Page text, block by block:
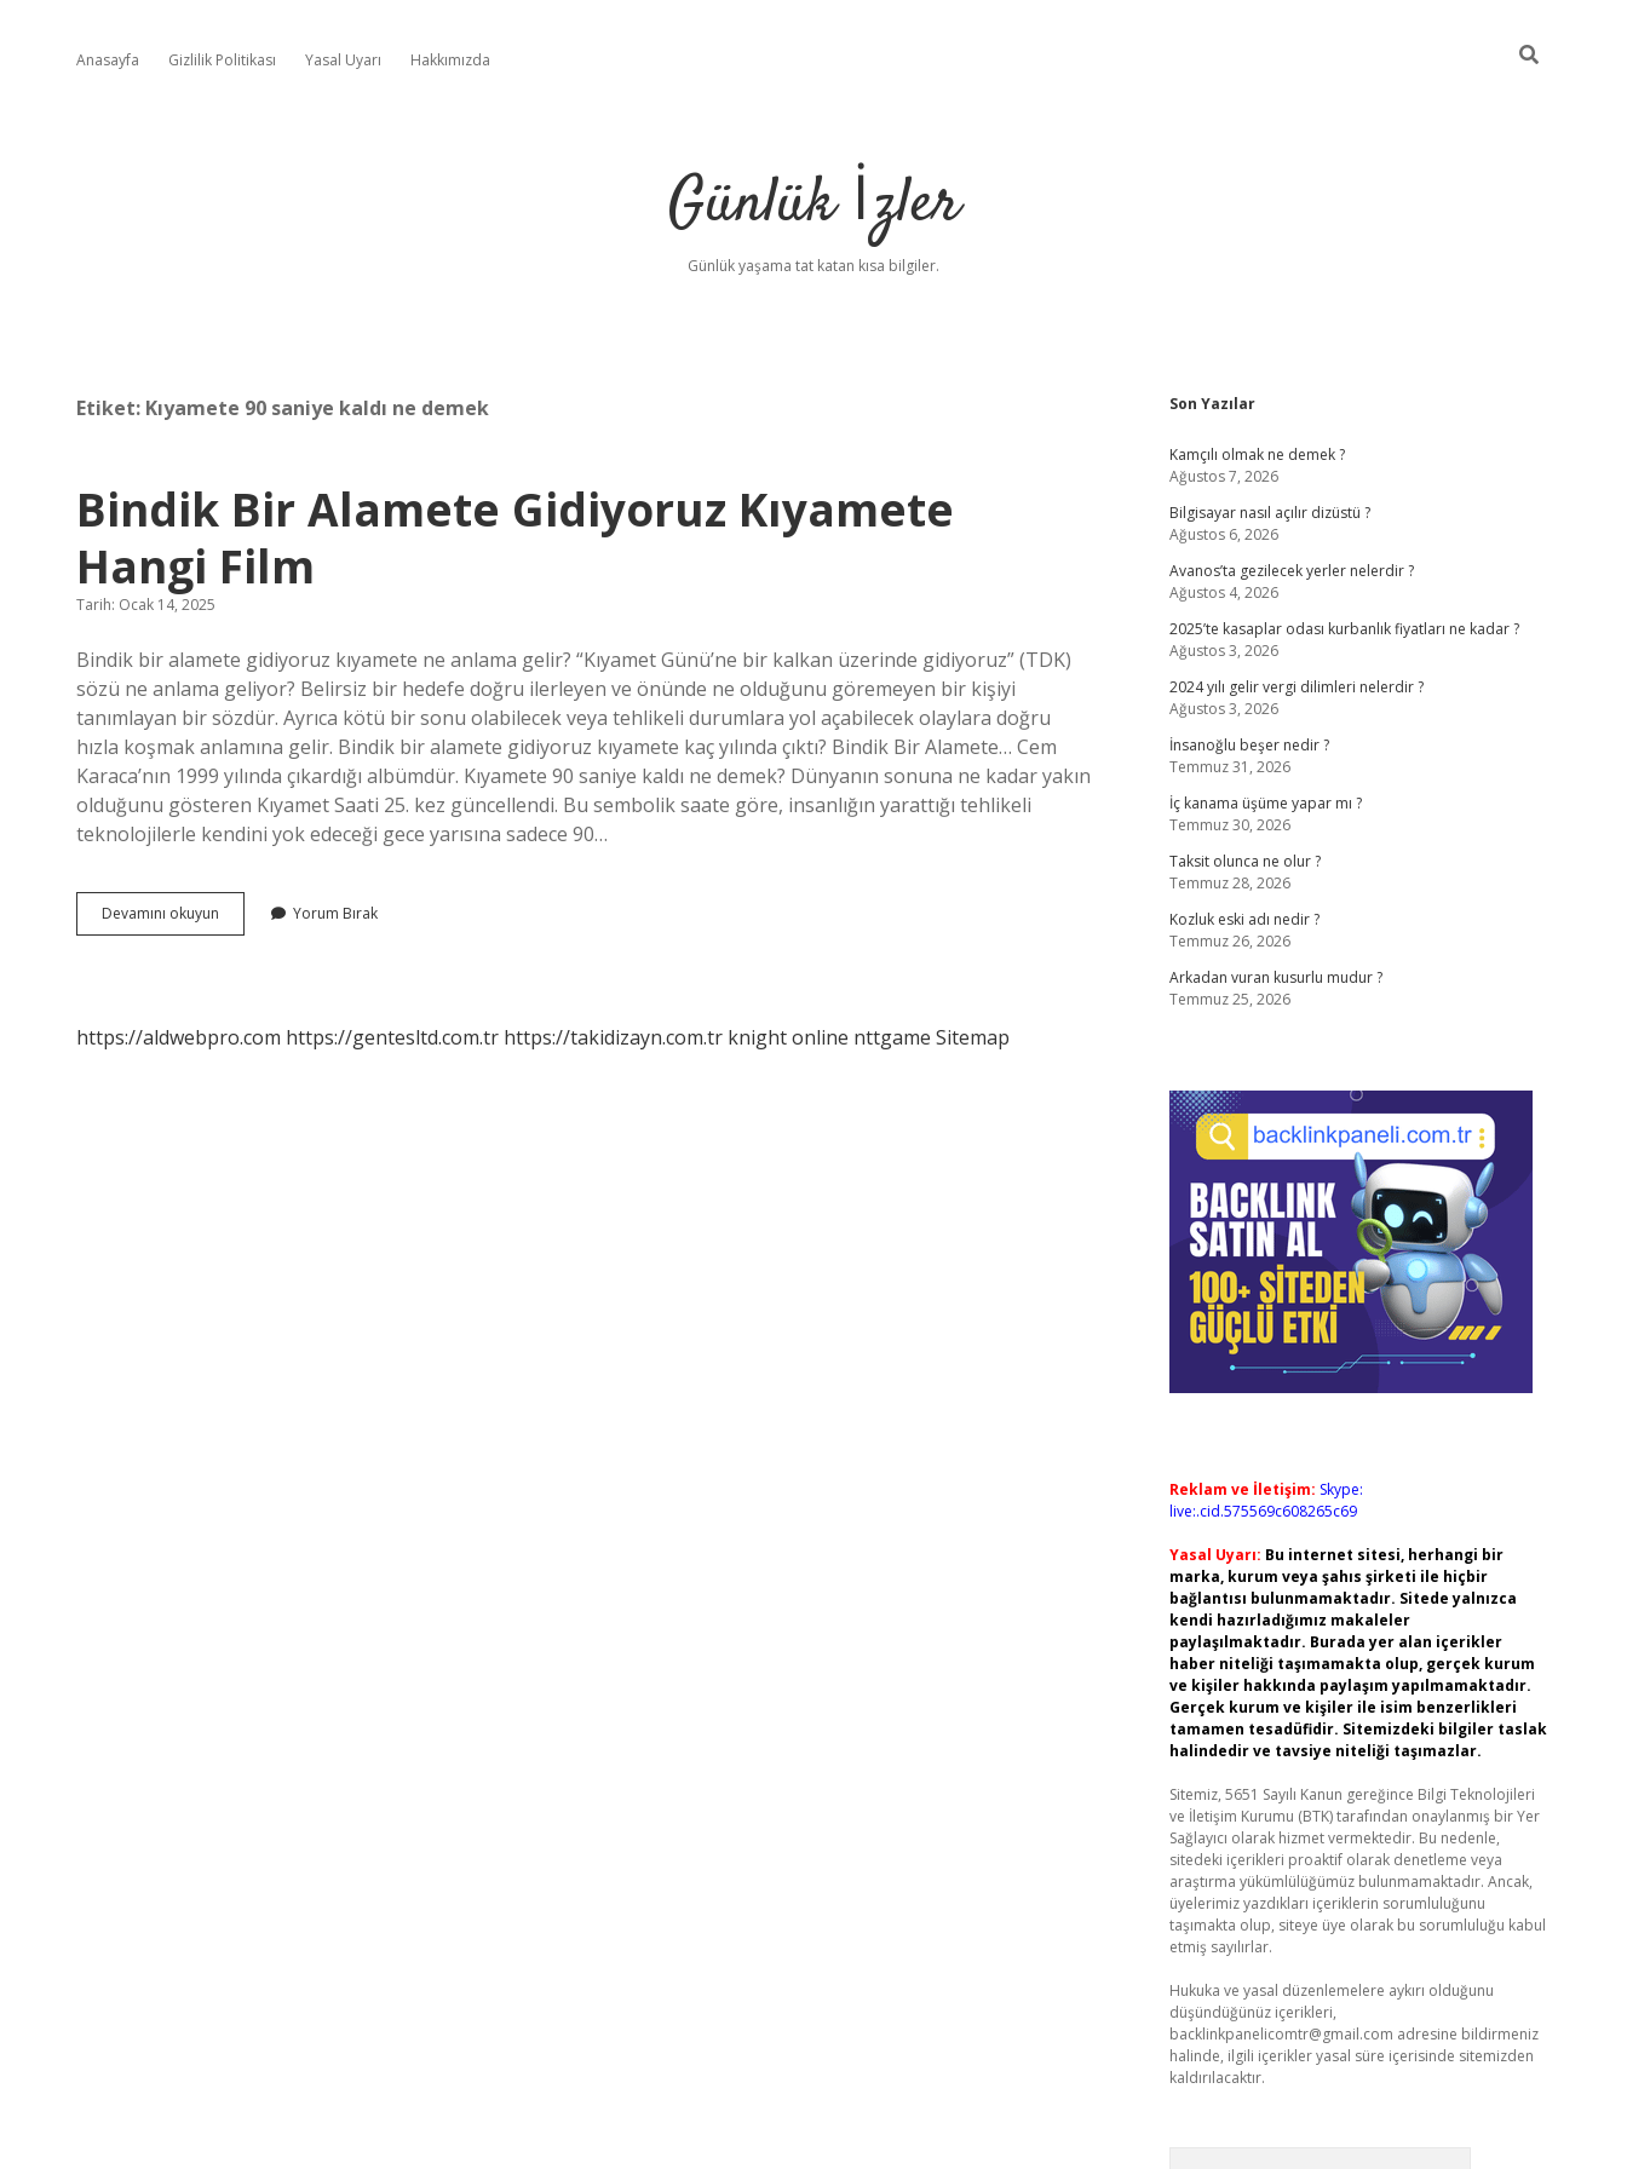
Anasayfa Gizlilik Politikası Yasal Uyarı Hakkımızda
Günlük İzler
Günlük yaşama tat katan kısa bilgiler.
Etiket: Kıyamete 90 saniye kaldı ne demek
Bindik Bir Alamete Gidiyoruz Kıyamete
Hangi Film
Tarih: Ocak 14, 2025
Bindik bir alamete gidiyoruz kıyamete ne anlama gelir? “Kıyamet Günü’ne bir kalkan üzerinde gidiyoruz” (TDK)
sözü ne anlama geliyor? Belirsiz bir hedefe doğru ilerleyen ve önünde ne olduğunu göremeyen bir kişiyi
tanımlayan bir sözdür. Ayrıca kötü bir sonu olabilecek veya tehlikeli durumlara yol açabilecek olaylara doğru
hızla koşmak anlamına gelir. Bindik bir alamete gidiyoruz kıyamete kaç yılında çıktı? Bindik Bir Alamete… Cem
Karaca’nın 1999 yılında çıkardığı albümdür. Kıyamete 90 saniye kaldı ne demek? Dünyanın sonuna ne kadar yakın
olduğunu gösteren Kıyamet Saati 25. kez güncellendi. Bu sembolik saate göre, insanlığın yarattığı tehlikeli
teknolojilerle kendini yok edeceği gece yarısına sadece 90…
Devamını okuyun
Bir
Film
Yorum Bırak
https://aldwebpro.com https://gentesltd.com.tr https://takidizayn.com.tr knight online nttgame Sitemap
Sidebar
Son Yazılar
Kamçılı olmak ne demek ?
Ağustos 7, 2026
Bilgisayar nasıl açılır dizüstü ?
Ağustos 6, 2026
Avanos’ta gezilecek yerler nelerdir ?
Ağustos 4, 2026
2025’te kasaplar odası kurbanlık fiyatları ne kadar ?
Ağustos 3, 2026
2024 yılı gelir vergi dilimleri nelerdir ?
Ağustos 3, 2026
İnsanoğlu beşer nedir ?
Temmuz 31, 2026
İç kanama üşüme yapar mı ?
Temmuz 30, 2026
Taksit olunca ne olur ?
Temmuz 28, 2026
Kozluk eski adı nedir ?
Temmuz 26, 2026
Arkadan vuran kusurlu mudur ?
Temmuz 25, 2026
Reklam ve İletişim: Skype:
live:.cid.575569c608265c69
Yasal Uyarı: Bu internet sitesi, herhangi bir
marka, kurum veya şahıs şirketi ile hiçbir
bağlantısı bulunmamaktadır. Sitede yalnızca
kendi hazırladığımız makaleler
paylaşılmaktadır. Burada yer alan içerikler
haber niteliği taşımamakta olup, gerçek kurum
ve kişiler hakkında paylaşım yapılmamaktadır.
Gerçek kurum ve kişiler ile isim benzerlikleri
tamamen tesadüfidir. Sitemizdeki bilgiler taslak
halindedir ve tavsiye niteliği taşımazlar.
Sitemiz, 5651 Sayılı Kanun gereğince Bilgi Teknolojileri
ve İletişim Kurumu (BTK) tarafından onaylanmış bir Yer
Sağlayıcı olarak hizmet vermektedir. Bu nedenle,
sitedeki içerikleri proaktif olarak denetleme veya
araştırma yükümlülüğümüz bulunmamaktadır. Ancak,
üyelerimiz yazdıkları içeriklerin sorumluluğunu
taşımakta olup, siteye üye olarak bu sorumluluğu kabul
etmiş sayılırlar.
Hukuka ve yasal düzenlemelere aykırı olduğunu
düşündüğünüz içerikleri,
backlinkpanelicomtr@gmail.com adresine bildirmeniz
halinde, ilgili içerikler yasal süre içerisinde sitemizden
kaldırılacaktır.